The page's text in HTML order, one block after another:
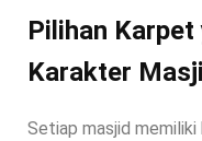
Pilihan
Karakter
Setiap masjid